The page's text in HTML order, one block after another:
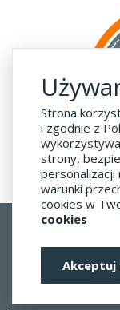
Regulamin
Dostawa -
Polityka
Strona
i zgodnie z
strony,
personalizacji
warunki
cookies w
cookies
Akceptuj